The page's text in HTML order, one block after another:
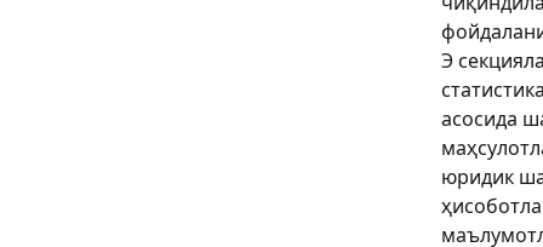
Э
асосида
юридик